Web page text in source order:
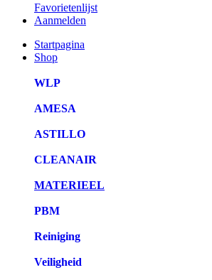
Favorietenlijst
Aanmelden
Startpagina
Shop
WLP
AMESA
ASTILLO
CLEANAIR
MATERIEEL
PBM
Reiniging
Veiligheid